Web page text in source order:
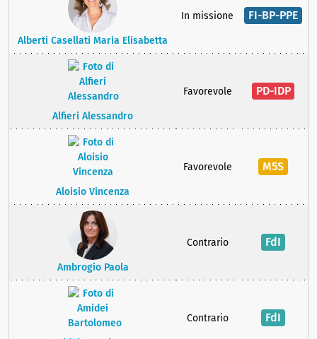
Alberti Casellati Maria Elisabetta
In missione FI-BP-PPE
Alfieri Alessandro
Favorevole PD-IDP
Aloisio Vincenza
Favorevole M5S
Ambrogio Paola
Contrario FdI
Contrario FdI